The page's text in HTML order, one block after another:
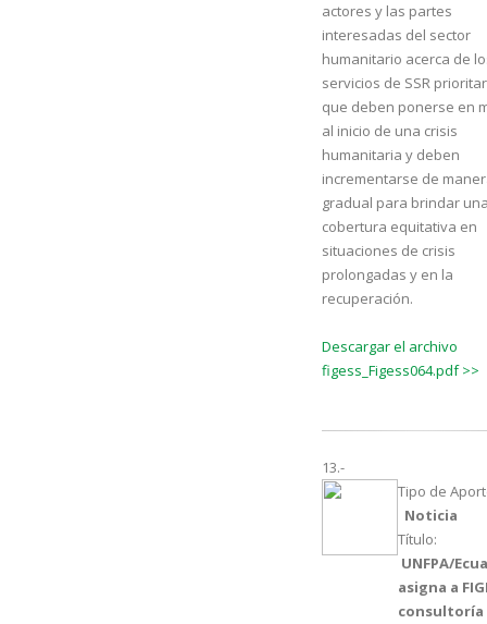
actores y las partes
interesadas del sector
humanitario acerca de
servicios de SSR
que deben ponerse en
al inicio de una crisis
humanitaria y deben
incrementarse de
gradual para brindar
cobertura equitativa en
situaciones de crisis
prolongadas y en la
recuperación.
Descargar el archivo
figess_Figess064.pdf >>
13.-
Tipo de
Noticia
Título:
UNFPA/
asigna a
consultoría